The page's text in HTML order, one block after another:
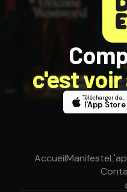
c'est
Télécharger dans
l'App Store
AccueilManifeste